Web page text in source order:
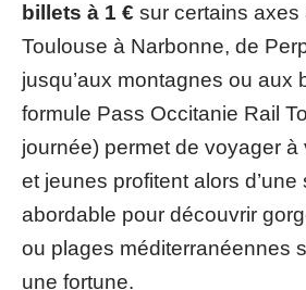
billets à 1 € sur certains axes
Toulouse à Narbonne, de
jusqu’aux montagnes ou aux
formule Pass Occitanie Rail
journée) permet de voyager à
et jeunes profitent alors d’une
abordable pour découvrir
ou plages méditerranéennes
une fortune.